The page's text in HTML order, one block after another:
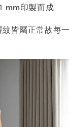
mm印製而成
皆屬正常故每